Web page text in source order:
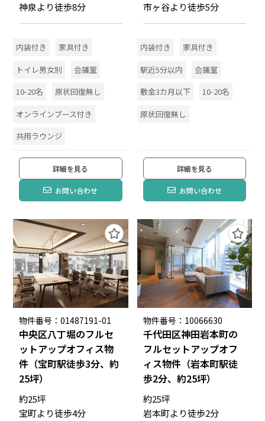
神泉より徒歩8分
内装付き
家具付き
トイレ男女別
会議室
10-20名
原状回復無し
オンラインブース付き
共用ラウンジ
詳細を見る
お問い合わせ
市ヶ谷より徒歩5分
内装付き
家具付き
駅近5分以内
会議室
敷金3カ月以下
10-20名
原状回復無し
詳細を見る
お問い合わせ
物件番号：01487191-01
中央区八丁堀のフルセ
ットアップオフィス物
件（宝町駅徒歩3分、約
25坪）
約25坪
宝町より徒歩4分
物件番号：10066630
千代田区神田岩本町の
フルセットアップオフ
ィス物件（岩本町駅徒
歩2分、約25坪）
約25坪
岩本町より徒歩2分